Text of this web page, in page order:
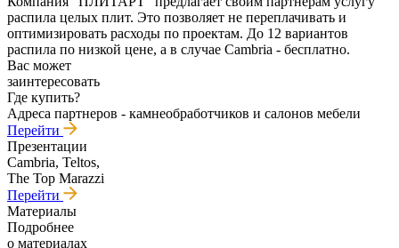
распила целых плит. Это позволяет не переплачивать и
оптимизировать расходы по проектам. До 12 вариантов
распила по низкой цене, а в случае Cambria - бесплатно.
Вас может
заинтересовать
Где купить?
Адреса партнеров - камнеобработчиков и салонов мебели
Перейти
Презентации
Cambria, Teltos,
The Top Marazzi
Перейти
Материалы
Подробнее
о материалах